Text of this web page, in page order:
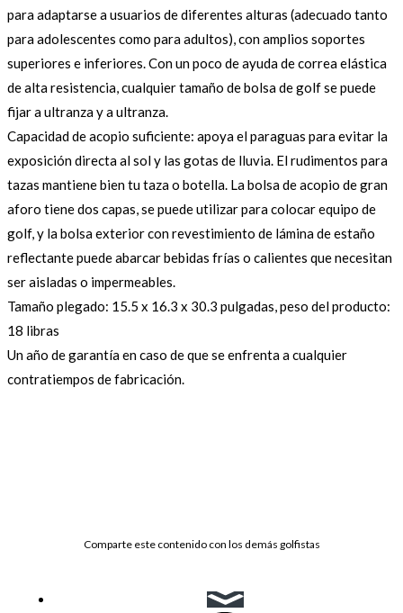
para adaptarse a usuarios de diferentes alturas (adecuado tanto
para adolescentes como para adultos), con amplios soportes
superiores e inferiores. Con un poco de ayuda de correa elástica
de alta resistencia, cualquier tamaño de bolsa de golf se puede
fijar a ultranza y a ultranza.
Capacidad de acopio suficiente: apoya el paraguas para evitar la
exposición directa al sol y las gotas de lluvia. El rudimentos para
tazas mantiene bien tu taza o botella. La bolsa de acopio de gran
aforo tiene dos capas, se puede utilizar para colocar equipo de
golf, y la bolsa exterior con revestimiento de lámina de estaño
reflectante puede abarcar bebidas frías o calientes que necesitan
ser aisladas o impermeables.
Tamaño plegado: 15.5 x 16.3 x 30.3 pulgadas, peso del producto:
18 libras
Un año de garantía en caso de que se enfrenta a cualquier
contratiempos de fabricación.
Comparte este contenido con los demás golfistas